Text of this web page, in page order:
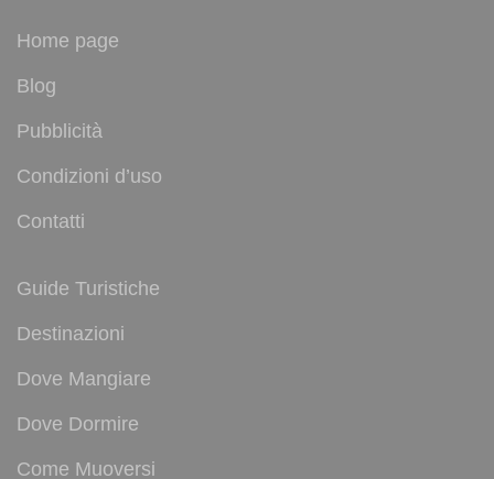
Home page
Blog
Pubblicità
Condizioni d’uso
Contatti
Guide Turistiche
Destinazioni
Dove Mangiare
Dove Dormire
Come Muoversi